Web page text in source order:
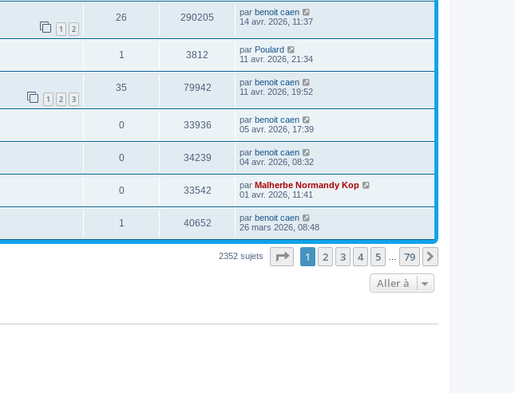
1 2
26 290205 par benoit caen
14 avr. 2026, 11:37
1 3812 par Poulard
11 avr. 2026, 21:34
1 2 3
35 79942 par benoit caen
11 avr. 2026, 19:52
0 33936 par benoit caen
05 avr. 2026, 17:39
0 34239 par benoit caen
04 avr. 2026, 08:32
0 33542 par Malherbe Normandy Kop
01 avr. 2026, 11:41
1 40652 par benoit caen
26 mars 2026, 08:48
2352 sujets Page sur79
1 2 3 4 5 79
Aller à